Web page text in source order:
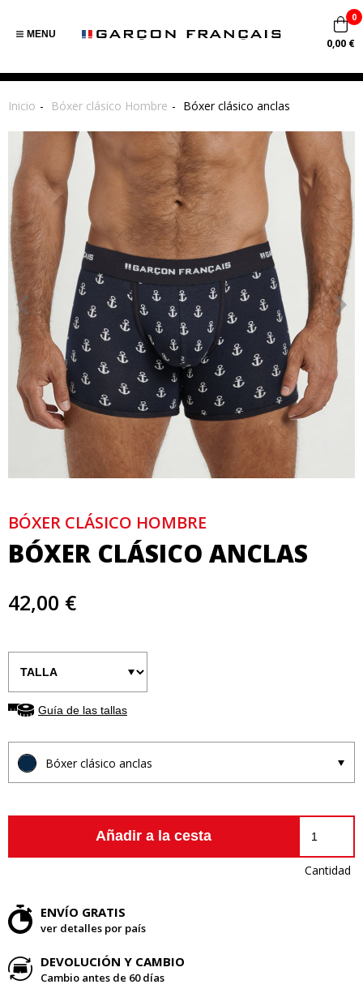
MENU
0
0,00 €
Inicio Bóxer clásico Hombre Bóxer clásico anclas
BÓXER CLÁSICO HOMBRE
BÓXER CLÁSICO ANCLAS
42,00 €
Guía de las tallas
Bóxer clásico anclas
Añadir a la cesta
Cantidad
ENVÍO GRATIS
ver detalles por país
DEVOLUCIÓN Y CAMBIO
Cambio antes de 60 días